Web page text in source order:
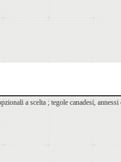
a scelta ; tegole canadesi, annessi